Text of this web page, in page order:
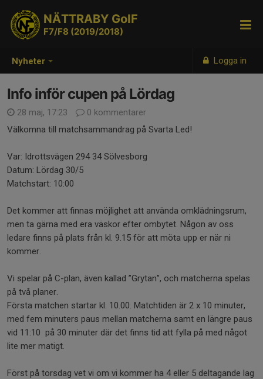
Nyheter Logga in
NÄTTRABY GoIF
F7/F8 (2019/2018)
Info inför cupen på Lördag
28 maj, 17:23
0 kommentarer
Välkomna till matchsammandrag på Svarta Led!
Var: Idrottsvägen 294 34 Sölvesborg
Datum: Lördag 30/5
Matchstart: 10:00
Det kommer att finnas möjlighet att använda omklädningsrum,
men ta gärna med era väskor efter ombytet. Någon av oss
ledare finns på plats från kl. 9.15 för att möta upp er när ni
kommer.
Vi spelar på C-plan, även kallad ”Grytan”, och matcherna spelas
på två planer.
Första matchen startar kl. 10.00. Matchtiden är 2 x 10 minuter,
med fem minuters paus mellan matcherna samt en längre paus
vid 11:10 på 30 minuter där det finns tid att fylla på med något
lite mer matigt.
Först på torsdag vet vi om vi kommer ha 4 eller 5 deltagande lag